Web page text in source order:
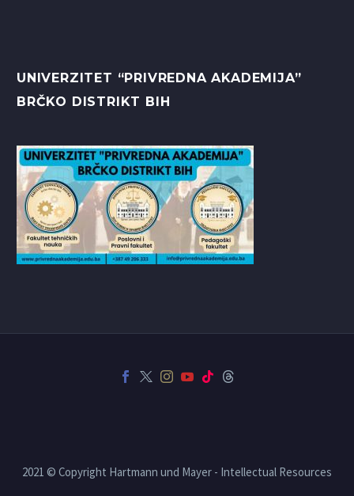
UNIVERZITET “PRIVREDNA AKADEMIJA”
BRČKO DISTRIKT BIH
2021 © Copyright Hartmann und Mayer - Intellectual Resources